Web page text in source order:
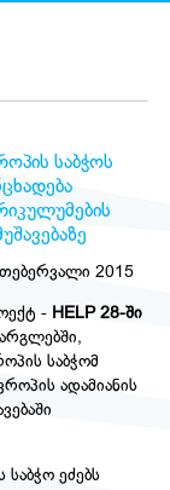
საბჭოს
2015
- HELP 28-ში
საბჭომ
ადამიანის
ეძებს